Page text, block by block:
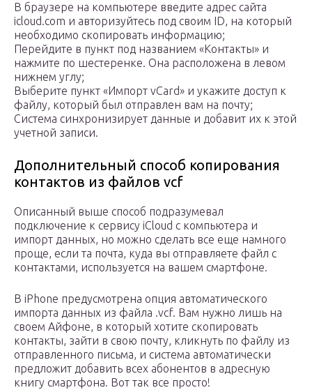
В браузере на компьютере введите адрес сайта
icloud.com и авторизуйтесь под своим ID, на который
необходимо скопировать информацию;
Перейдите в пункт под названием «Контакты» и
нажмите по шестеренке. Она расположена в левом
нижнем углу;
Выберите пункт «Импорт vCard» и укажите доступ к
файлу, который был отправлен вам на почту;
Система синхронизирует данные и добавит их к этой
учетной записи.
Дополнительный способ копирования
контактов из файлов vcf
Описанный выше способ подразумевал
подключение к сервису iCloud с компьютера и
импорт данных, но можно сделать все еще намного
проще, если та почта, куда вы отправляете файл с
контактами, используется на вашем смартфоне.
В iPhone предусмотрена опция автоматического
импорта данных из файла .vcf. Вам нужно лишь на
своем Айфоне, в который хотите скопировать
контакты, зайти в свою почту, кликнуть по файлу из
отправленного письма, и система автоматически
предложит добавить всех абонентов в адресную
книгу смартфона. Вот так все просто!